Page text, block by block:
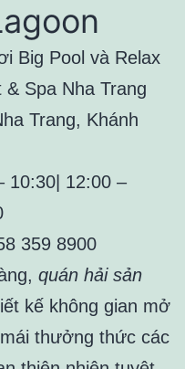
Big Pool và Relax
& Spa Nha Trang
Trang, Khánh
10:30| 12:00 –
359 8900
quán hải sản
kế không gian mở
thưởng thức các